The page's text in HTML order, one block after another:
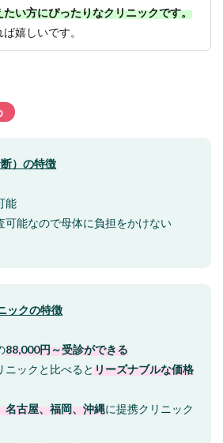
たい方にぴったりなクリニックです。
嬉しいです。
）の特徴
能
能なので母体に負担をかけない
ックの特徴
88,000円～受診ができる
ックと比べると リーズナブルな価格
名古屋、福岡、沖縄に提携クリニック